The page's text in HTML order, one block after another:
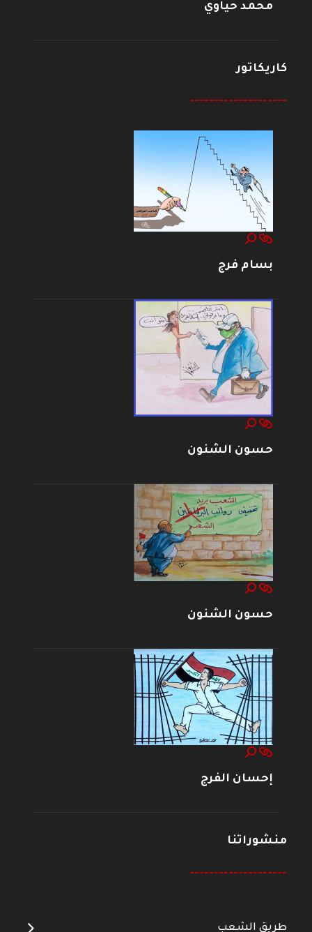
محمد حياوي
كاريكاتور
--------------------
بسام فرج
حسون الشنون
حسون الشنون
إحسان الفرج
منشوراتنا
--------------------
طريق الشعب